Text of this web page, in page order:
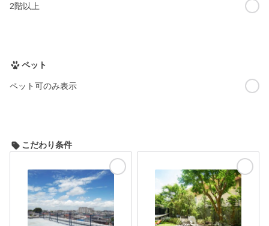
2階以上
ペット
ペット可のみ表示
こだわり条件